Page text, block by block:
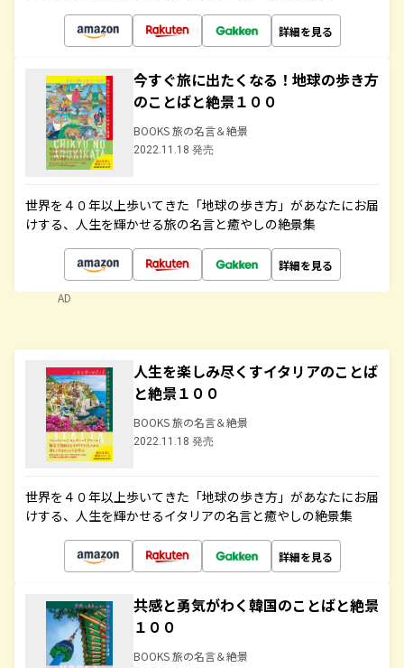
詳細を見る
今すぐ旅に出たくなる！地球の歩き方
のことばと絶景１００
BOOKS 旅の名言＆絶景
2022.11.18 発売
世界を４０年以上歩いてきた「地球の歩き方」があなたにお届
けする、人生を輝かせる旅の名言と癒やしの絶景集
詳細を見る
AD
人生を楽しみ尽くすイタリアのことば
と絶景１００
BOOKS 旅の名言＆絶景
2022.11.18 発売
世界を４０年以上歩いてきた「地球の歩き方」があなたにお届
けする、人生を輝かせるイタリアの名言と癒やしの絶景集
詳細を見る
共感と勇気がわく韓国のことばと絶景
１００
BOOKS 旅の名言＆絶景